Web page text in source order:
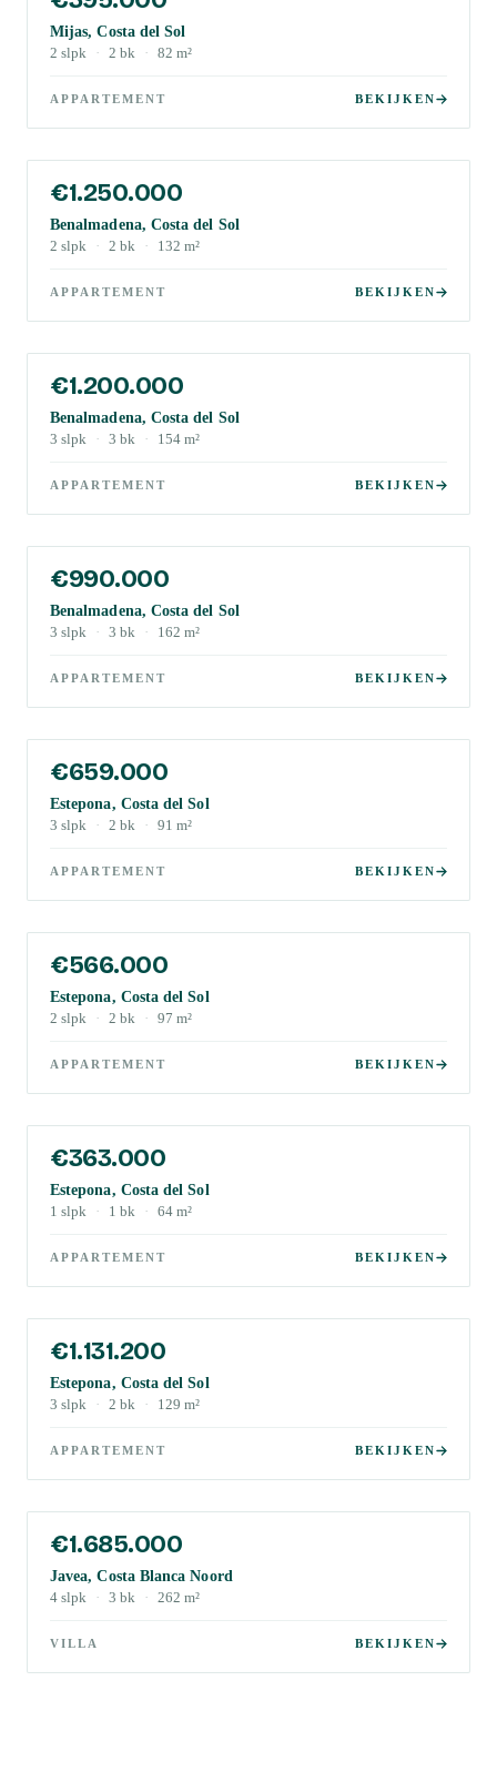
Mijas, Costa del Sol
2 slpk · 2 bk · 82 m²
APPARTEMENT BEKIJKEN
€1.250.000
Benalmadena, Costa del Sol
2 slpk · 2 bk · 132 m²
APPARTEMENT BEKIJKEN
€1.200.000
Benalmadena, Costa del Sol
3 slpk · 3 bk · 154 m²
APPARTEMENT BEKIJKEN
€990.000
Benalmadena, Costa del Sol
3 slpk · 3 bk · 162 m²
APPARTEMENT BEKIJKEN
€659.000
Estepona, Costa del Sol
3 slpk · 2 bk · 91 m²
APPARTEMENT BEKIJKEN
€566.000
Estepona, Costa del Sol
2 slpk · 2 bk · 97 m²
APPARTEMENT BEKIJKEN
€363.000
Estepona, Costa del Sol
1 slpk · 1 bk · 64 m²
APPARTEMENT BEKIJKEN
€1.131.200
Estepona, Costa del Sol
3 slpk · 2 bk · 129 m²
APPARTEMENT BEKIJKEN
€1.685.000
Javea, Costa Blanca Noord
4 slpk · 3 bk · 262 m²
VILLA BEKIJKEN